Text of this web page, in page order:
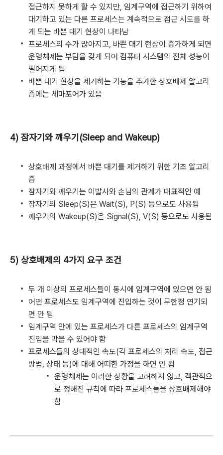
접근하지 못하게 할 수 있지만, 임계구역에 접근하기 위하여
대기하고 있는 다른 프로세스는 계속적으로 접근 시도를 하
게 되는 바쁜 대기 현상이 나타남
프로세스의 수가 많아지고, 바쁜 대기 현상이 증가하게 되면
운영체제는 부담을 갖게 되어 컴퓨터 시스템의 전체 성능이
떨어지게 됨
바쁜 대기 현상을 제거하는 기능을 추가한 상호배제 알고리
즘에는 세마포어가 있음
4) 잠자기와 꺠우기(Sleep and Wakeup)
상호배제 과정에서 바쁜 대기를 제거하기 위한 기초 알고리
즘
잠자기와 깨우기는 이발사와 손님의 관계가 대표적인 예
잠자기의 Sleep(S)은 Wait(S), P(S) 등으로도 사용됨
깨우기의 Wakeup(S)은 Signal(S), V(S) 등으로도 사용됨
5) 상호배제의 4가지 요구 조건
두 개 이상의 프로세스들이 동시에 임계구역에 있으면 안 됨
어떤 프로세스도 임계구역에 진입하는 것이 무한정 연기되
면 안 됨
임계구역 안에 있는 프로세스가 다른 프로세스의 임계구역
진입을 막을 수 있어야 함
프로세스들의 상대적인 속도(각 프로세스의 처리 속도, 접근
방법, 상태 등)에 대해 어떠한 가정을 하면 안 됨
운영체제는 이러한 상황을 고려하지 않고, 객관적으
로 정해진 규칙에 따라 프로세스들을 상호배제해야
함